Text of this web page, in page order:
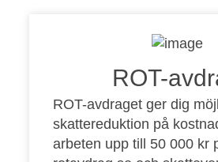
ROT-
ROT-avdraget ger dig
skattereduktion på
arbeten upp till 50 000 kr